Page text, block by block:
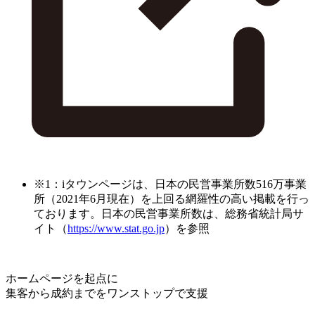
※1：iタウンページは、日本の民営事業所数516万事業
所（2021年6月現在）を上回る網羅性の高い掲載を行っ
ております。日本の民営事業所数は、総務省統計局サ
イト（https://www.stat.go.jp）を参照
ホームページを起点に
集客から成約までをワンストップで支援